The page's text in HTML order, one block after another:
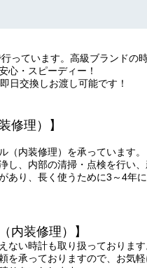
っています。高級ブランドの
心・スピーディー！
日交換しお渡し可能です！
修理）】
（内装修理）を承っています。
し、内部の清掃・点検を行い
あり、長く使うために3～4年
内装修理）】
ない時計も取り扱っております
を承っておりますので、お気軽